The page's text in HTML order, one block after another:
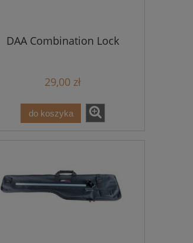
DAA Combination Lock
29,00 zł
do koszyka